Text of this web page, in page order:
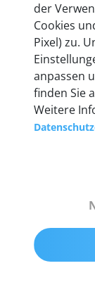
Gewicht
200 g
der
Cookies
Pixel) zu.
anpassen
finden Sie
Weitere